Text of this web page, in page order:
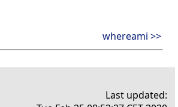
whereami >>
Last updated: